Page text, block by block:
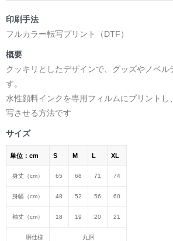
印刷手法
フルカラー転写プリント（DTF）
概要
クッキリとしたデザインで、グッズやノベル
す。
水性顔料インクを専用フィルムにプリント
写させる方法です
サイズ
単位：cm S M L XL
身丈（cm） 65 68 71 74
身幅（cm） 48 52 56 60
袖丈（cm） 18 19 20 21
胴仕様 丸胴